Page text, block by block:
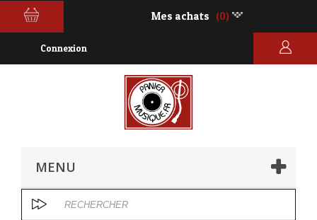
Mes achats (0)
Connexion
MENU